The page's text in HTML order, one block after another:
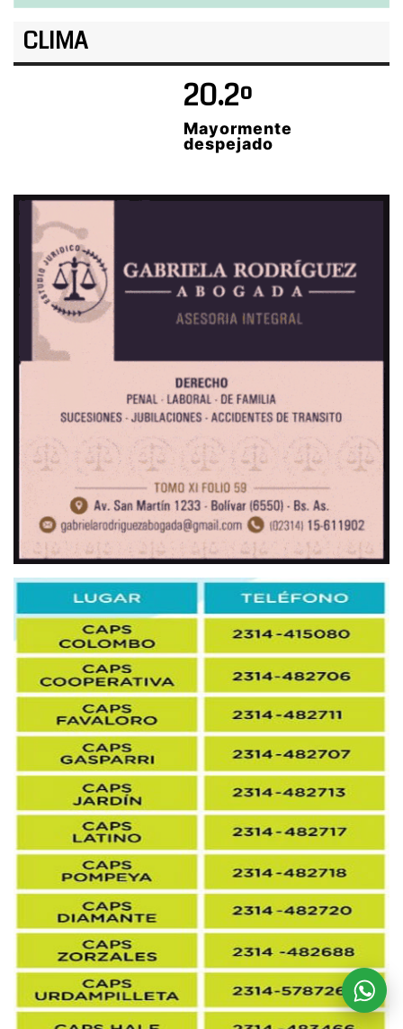
CLIMA
20.2º
Mayormente
despejado